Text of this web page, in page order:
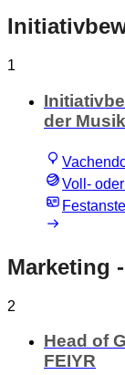
1
der
Voll-
Marketing
2
Head of
FEIYR